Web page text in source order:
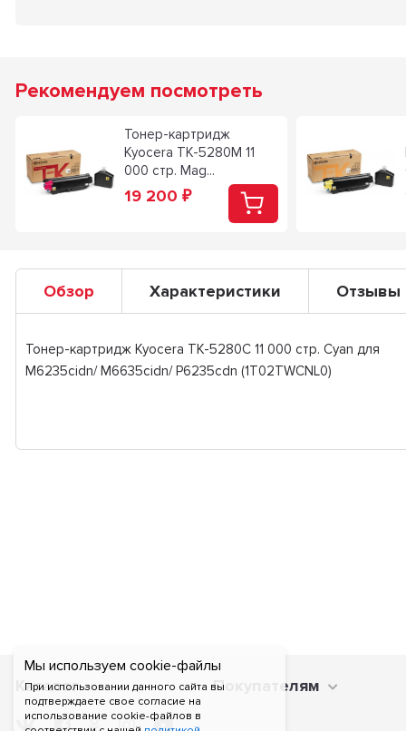
Мы используем cookie-файлы
При использовании данного сайта вы
подтверждаете свое согласие на
использование cookie-файлов в
Рекомендуем посмотреть
Тонер-картридж
Kyocera TK-5280M 11
000 стр. Mag...
19 200 ₽
Обзор Характеристики Отзывы
Тонер-картридж Kyocera TK-5280C 11 000 стр. Cyan для
M6235cidn/ M6635cidn/ P6235cdn (1T02TWCNL0)
Каталог Покупателям